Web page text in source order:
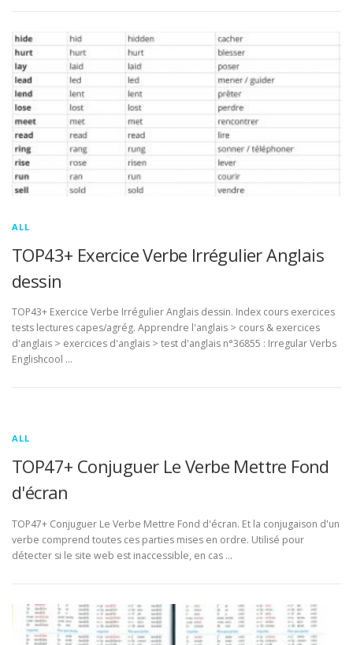
ALL
TOP43+ Exercice Verbe Irrégulier Anglais
dessin
TOP43+ Exercice Verbe Irrégulier Anglais dessin. Index cours exercices
tests lectures capes/agrég. Apprendre l'anglais > cours & exercices
d'anglais > exercices d'anglais > test d'anglais n°36855 : Irregular Verbs
Englishcool …
ALL
TOP47+ Conjuguer Le Verbe Mettre Fond
d'écran
TOP47+ Conjuguer Le Verbe Mettre Fond d'écran. Et la conjugaison d'un
verbe comprend toutes ces parties mises en ordre. Utilisé pour
détecter si le site web est inaccessible, en cas …